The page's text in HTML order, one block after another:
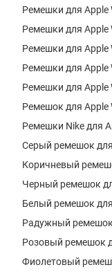
Ремешки для Apple
Ремешки для Apple
Ремешки для Apple
Ремешки для Apple
Ремешки для Apple
Ремешок для Apple
Ремешки Nike для
Серый ремешок
Коричневый
Черный ремешок
Белый ремешок
Радужный
Розовый ремешок
Фиолетовый